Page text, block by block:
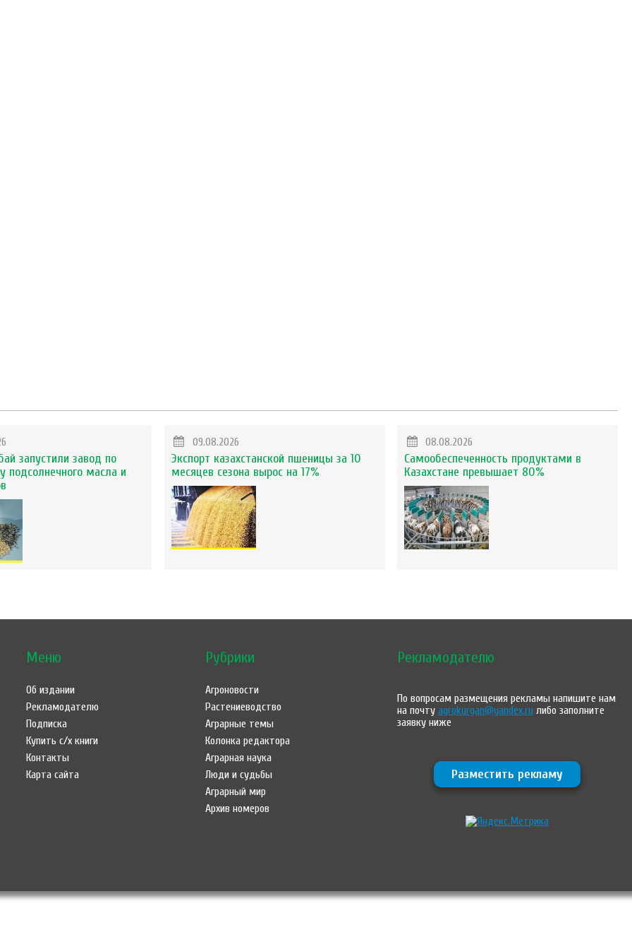
запустили завод по
подсолнечного масла и
09.08.2026
Экспорт казахстанской пшеницы за 10
месяцев сезона вырос на 17%
08.08.2026
Самообеспеченность продуктами в
Казахстане превышает 80%
Меню
Об издании
Рекламодателю
Подписка
Купить с/х книги
Контакты
Карта сайта
Рубрики
Агроновости
Растениеводство
Аграрные темы
Колонка редактора
Аграрная наука
Люди и судьбы
Аграрный мир
Архив номеров
Рекламодателю
По вопросам размещения рекламы напишите нам
на почтуagrokurgan@yandex.ru либо заполните
заявку ниже
Разместить рекламу